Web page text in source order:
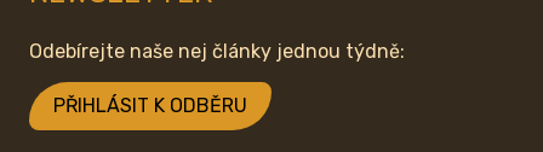
Odebírejte naše nej články jednou týdně:
PŘIHLÁSIT K ODBĚRU